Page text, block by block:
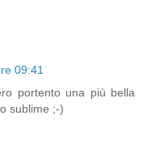
09:41
portento una più bella
sublime ;-)